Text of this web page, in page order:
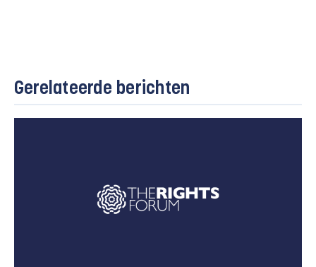
Gerelateerde berichten